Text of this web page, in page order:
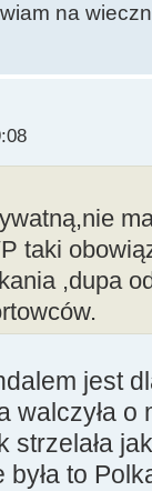
na
taki
,dupa
jest
walczyła o
strzelała
była to